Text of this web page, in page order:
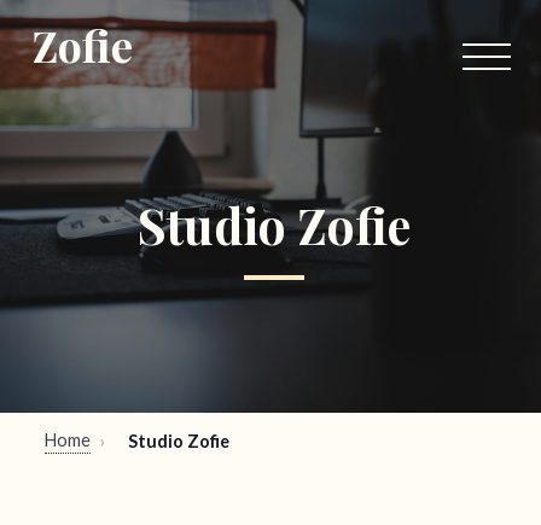
Zofie
Studio Zofie
Home › Studio Zofie